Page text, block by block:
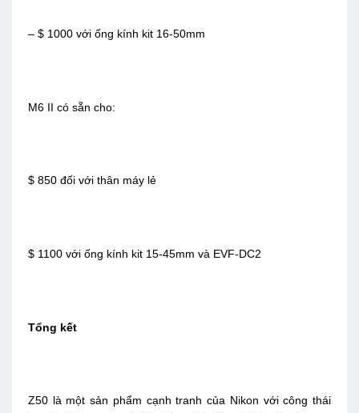
– $ 1000 với ống kính kit 16-50mm
M6 II có sẵn cho:
$ 850 đối với thân máy lẻ
$ 1100 với ống kính kit 15-45mm và EVF-DC2
Tổng kết
Z50 là một sản phẩm cạnh tranh của Nikon với công thái